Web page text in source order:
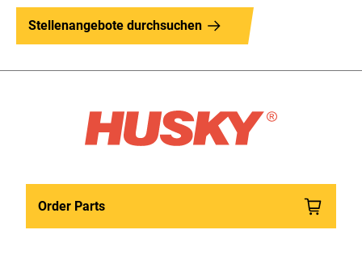
Stellenangebote durchsuchen
Order Parts